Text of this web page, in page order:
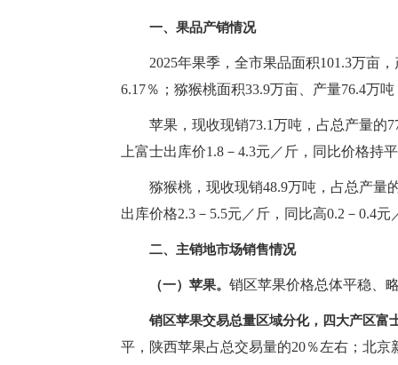
一、果品产销情况
2025年果季，全市果品面积101.3万亩
6.17％；猕猴桃面积33.9万亩、产量76.4万
苹果，现收现销73.1万吨，占总产量的
上富士出库价1.8－4.3元／斤，同比价格持
猕猴桃，现收现销48.9万吨，占总产量
出库价格2.3－5.5元／斤，同比高0.2－0.4元
二、主销地市场销售情况
（一）苹果。 销区苹果价格总体平稳、
销区苹果交易总量区域分化，四大产区富
平，陕西苹果占总交易量的20％左右；北